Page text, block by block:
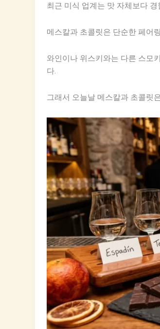
최근 미식 업계는 맛 자체보다
메스칼과 초콜릿은 단순한 페어
와인이나 위스키와는 다른 스모
다.
그래서 오늘날 메스칼과 초콜릿